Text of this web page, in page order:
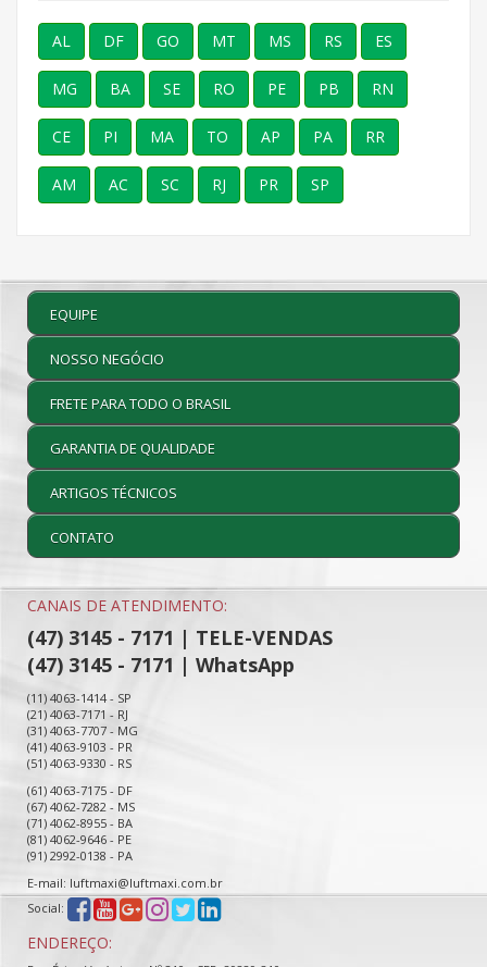
AL DF GO MT MS RS ES
MG BA SE RO PE PB RN
CE PI MA TO AP PA RR
AM AC SC RJ PR SP
EQUIPE
NOSSO NEGÓCIO
FRETE PARA TODO O BRASIL
GARANTIA DE QUALIDADE
ARTIGOS TÉCNICOS
CONTATO
CANAIS DE ATENDIMENTO:
(47) 3145 - 7171 | TELE-VENDAS
(47) 3145 - 7171 | WhatsApp
(11) 4063-1414 - SP
(21) 4063-7171 - RJ
(31) 4063-7707 - MG
(41) 4063-9103 - PR
(51) 4063-9330 - RS
(61) 4063-7175 - DF
(67) 4062-7282 - MS
(71) 4062-8955 - BA
(81) 4062-9646 - PE
(91) 2992-0138 - PA
E-mail: luftmaxi@luftmaxi.com.br
Social:
ENDEREÇO: